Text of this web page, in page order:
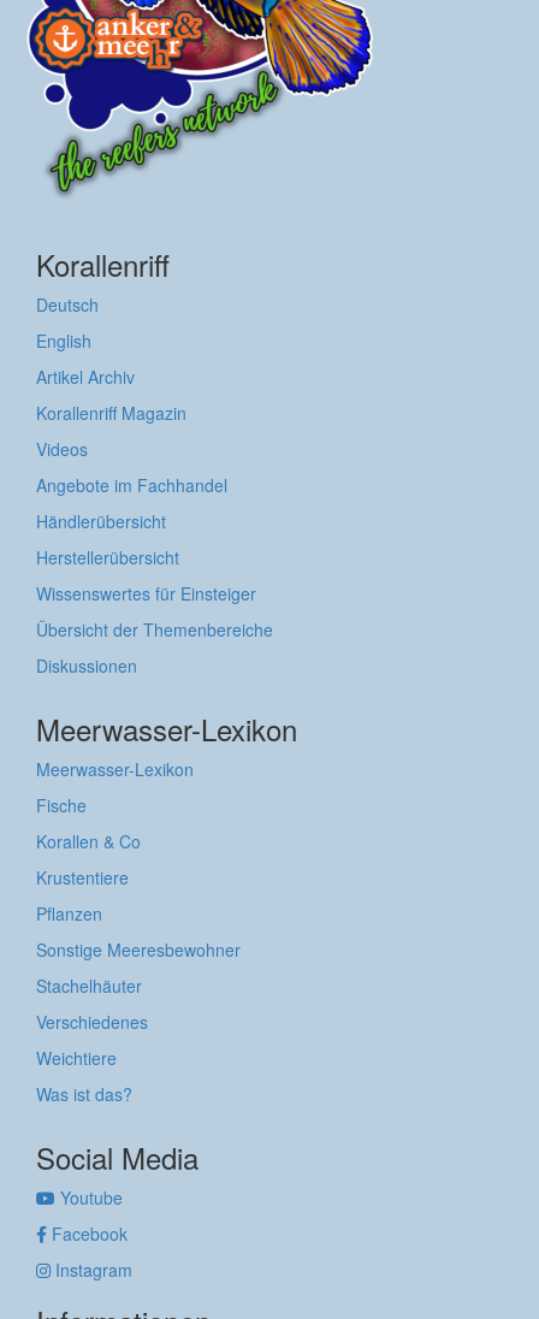
Korallenriff
Deutsch
English
Artikel Archiv
Korallenriff Magazin
Videos
Angebote im Fachhandel
Händlerübersicht
Herstellerübersicht
Wissenswertes für Einsteiger
Übersicht der Themenbereiche
Diskussionen
Meerwasser-Lexikon
Meerwasser-Lexikon
Fische
Korallen & Co
Krustentiere
Pflanzen
Sonstige Meeresbewohner
Stachelhäuter
Verschiedenes
Weichtiere
Was ist das?
Social Media
Youtube
Facebook
Instagram